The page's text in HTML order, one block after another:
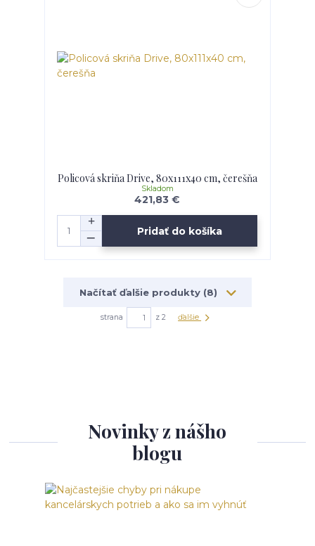
Policová skriňa Drive, 80x111x40 cm, čerešňa
421,83 €
Skladom
Pridať do košíka
Načítať ďalšie produkty (8)
strana z 2 ďalšie
Novinky z nášho
blogu